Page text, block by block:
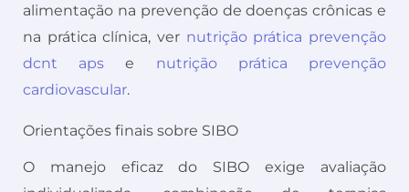
alimentação na prevenção de doenças crônicas e
na prática clínica, ver nutrição prática prevenção
dcnt aps e nutrição prática prevenção
cardiovascular.
Orientações finais sobre SIBO
O manejo eficaz do SIBO exige avaliação